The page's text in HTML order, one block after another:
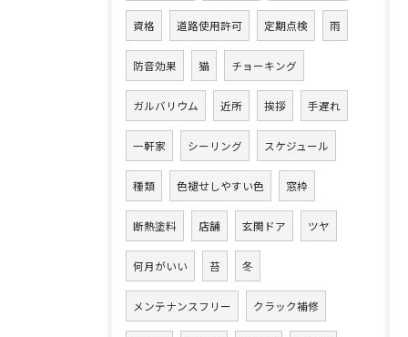
資格 道路使用許可 定期点検 雨
防音効果 猫 チョーキング
ガルバリウム 近所 挨拶 手遅れ
一軒家 シーリング スケジュール
種類 色褪せしやすい色 窓枠
断熱塗料 店舗 玄関ドア ツヤ
何月がいい 苔 冬
メンテナンスフリー クラック補修